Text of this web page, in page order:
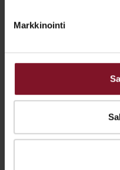
Markkinointi
Miksi
Valesokkelin
ongelmia ja siksi
riskirakenteeksi.
voi aiheutua mm.
Talon